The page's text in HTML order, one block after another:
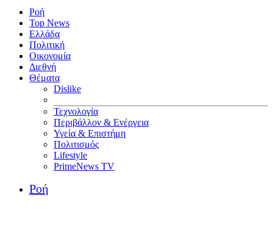
Ροή
Top News
Ελλάδα
Πολιτική
Οικονομία
Διεθνή
Θέματα
Dislike
Τεχνολογία
Περιβάλλον & Ενέργεια
Υγεία & Επιστήμη
Πολιτισμός
Lifestyle
PrimeNews TV
Ροή